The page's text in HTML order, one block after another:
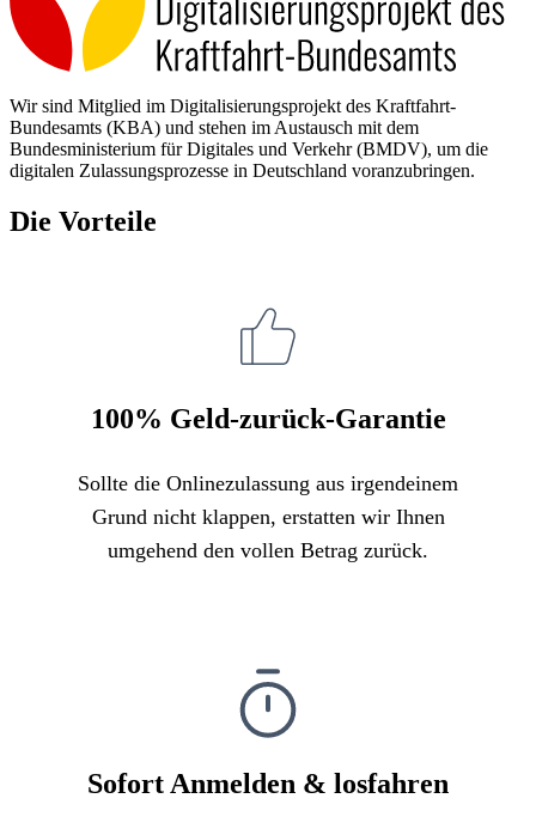
Wir sind Mitglied im Digitalisierungsprojekt des Kraftfahrt-
Bundesamts (KBA) und stehen im Austausch mit dem
Bundesministerium für Digitales und Verkehr (BMDV), um die
digitalen Zulassungsprozesse in Deutschland voranzubringen.
Die Vorteile
100% Geld-zurück-Garantie
Sollte die Onlinezulassung aus irgendeinem
Grund nicht klappen, erstatten wir Ihnen
umgehend den vollen Betrag zurück.
Sofort Anmelden & losfahren